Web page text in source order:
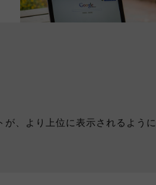
、より上位に表示されるように